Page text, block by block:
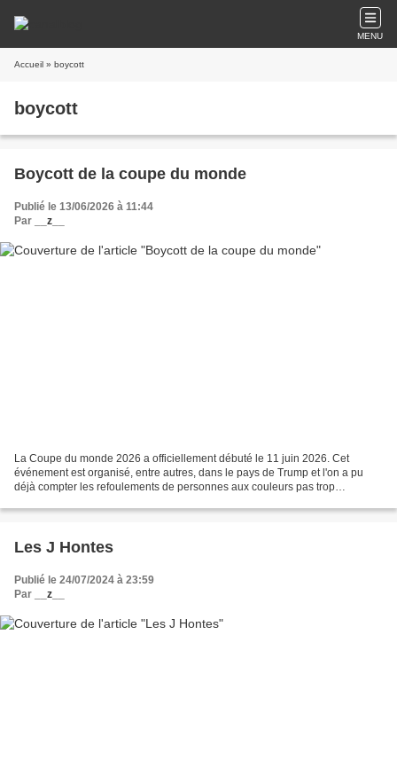
MENU
Accueil » boycott
boycott
Boycott de la coupe du monde
Publié le 13/06/2026 à 11:44
Par
__z__
La Coupe du monde 2026 a officiellement débuté le 11 juin 2026. Cet
événement est organisé, entre autres, dans le pays de Trump et l'on a pu
déjà compter les refoulements de personnes aux couleurs pas trop
Les J Hontes
Publié le 24/07/2024 à 23:59
Par
__z__